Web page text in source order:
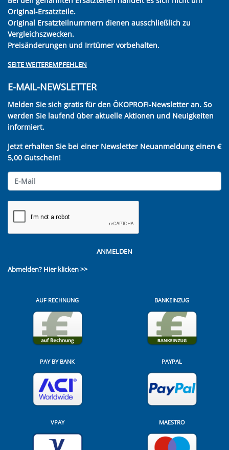
Original-Ersatzteile.
Original Ersatzteilnummern dienen ausschließlich zu
Vergleichszwecken.
Preisänderungen und Irrtümer vorbehalten.
SEITE WEITEREMPFEHLEN
E-MAIL-NEWSLETTER
Melden Sie sich gratis für den ÖKOPROFI-Newsletter an. So
werden Sie laufend über aktuelle Aktionen und Neuigkeiten
informiert.
Jetzt erhalten Sie bei einer Newsletter Neuanmeldung einen €
5,00 Gutschein!
ANMELDEN
Abmelden? Hier klicken >>
AUF RECHNUNG BANKEINZUG
PAY BY BANK PAYPAL
VPAY MAESTRO